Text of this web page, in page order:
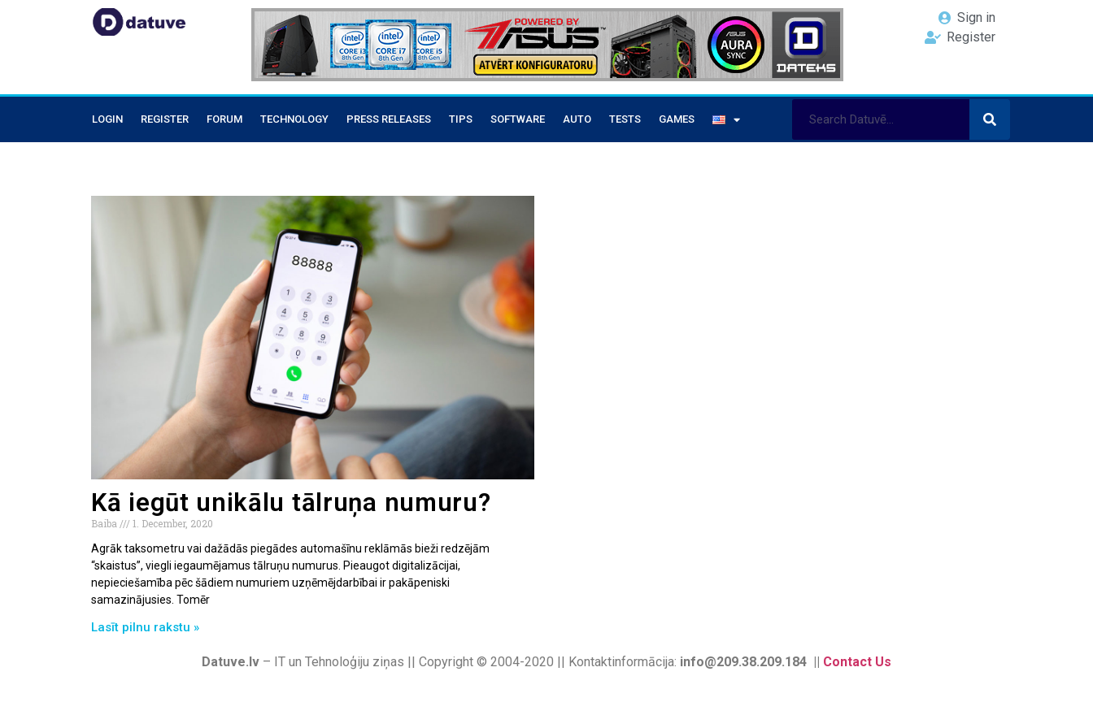
Sign in
Register
LOGIN REGISTER FORUM TECHNOLOGY PRESS RELEASES TIPS SOFTWARE AUTO TESTS GAMES
Kā iegūt unikālu tālruņa numuru?
Baiba
1. December, 2020
Agrāk taksometru vai dažādās piegādes automašīnu reklāmās bieži redzējām
“skaistus”, viegli iegaumējamus tālruņu numurus. Pieaugot digitalizācijai,
nepieciešamība pēc šādiem numuriem uzņēmējdarbībai ir pakāpeniski
samazinājusies. Tomēr
Lasīt pilnu rakstu »
Datuve.lv – IT un Tehnoloģiju ziņas || Copyright © 2004-2020 || Kontaktinformācija: info@209.38.209.184 || Contact Us